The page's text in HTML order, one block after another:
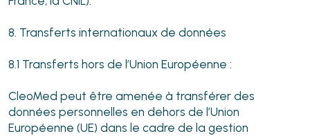
8. Transferts internationaux de données
8.1 Transferts hors de l’Union Européenne :
CleoMed peut être amenée à transférer des
données personnelles en dehors de l’Union
Européenne (UE) dans le cadre de la gestion